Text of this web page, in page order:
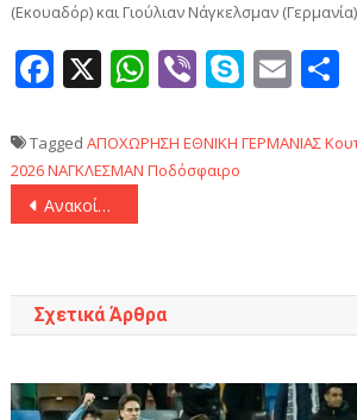
(Εκουαδόρ) και Γιούλιαν Νάγκελσμαν
Facebook
X WhatsApp
ViberSkype
Tagged ΑΠΟΧΩΡΗΣΗ ΕΘΝΙΚΗ ΓΕΡΜΑΝΙΑΣ
2026ΝΑΓΚΛΕΣΜΑΝ Ποδόσφαιρο
Πλοήγηση
Ανακοίνωσε Άβραμ Γκραντ ο Άρης σε ρόλο συμβούλου
Σχετικά Άρθρα